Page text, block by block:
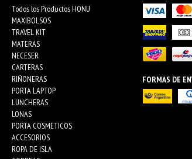
Todos los Productos HONU
MAXIBOLSOS
TRAVEL KIT
MATERAS
NECESER
CARTERAS
RIÑONERAS
PORTA LAPTOP
LUNCHERAS
LONAS
PORTA COSMETICOS
ACCESORIOS
ROPA DE ISLA
FORMAS DE